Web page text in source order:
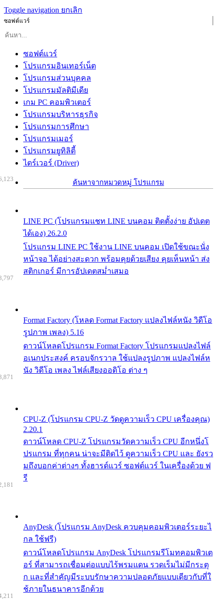
Toggle navigation ยกเลิก
ซอฟต์แวร์
ซอฟต์แวร์
โปรแกรมอินเทอร์เน็ต
โปรแกรมส่วนบุคคล
โปรแกรมมัลติมีเดีย
เกม PC คอมพิวเตอร์
โปรแกรมบริหารธุรกิจ
โปรแกรมการศึกษา
โปรแกรมเมอร์
โปรแกรมยูทิลิตี้
ไดร์เวอร์ (Driver)
ค้นหาจากหมวดหมู่ โปรแกรม
LINE PC (โปรแกรมแชท LINE บนคอม ติดตั้งง่าย อัปเดต
ได้เอง) 26.2.0
โปรแกรม LINE PC ใช้งาน LINE บนคอม เปิดใช้ขณะนั่ง
หน้าจอ ได้อย่างสะดวก พร้อมคุยด้วยเสียง คุยเห็นหน้า ส่ง
สติกเกอร์ มีการอัปเดตสม่ำเสมอ
Format Factory (โหลด Format Factory แปลงไฟล์หนัง วิดีโอ
รูปภาพ เพลง) 5.16
ดาวน์โหลดโปรแกรม Format Factory โปรแกรมแปลงไฟล์
อเนกประสงค์ ครอบจักรวาล ใช้แปลงรูปภาพ แปลงไฟล์ห
นัง วิดีโอ เพลง ไฟล์เสียงออดิโอ ต่าง ๆ
CPU-Z (โปรแกรม CPU-Z วัดดูความเร็ว CPU เครื่องคุณ)
2.20.1
ดาวน์โหลด CPU-Z โปรแกรมวัดความเร็ว CPU อีกหนึ่งโ
ปรแกรม ที่ทุกคน น่าจะมีติดไว้ ดูความเร็ว CPU และ ยังรว
มถึงบอกค่าต่างๆ ทั้งฮารด์แวร์ ซอฟต์แวร์ ในเครื่องด้วย ฟ
รี
AnyDesk (โปรแกรม AnyDesk ควบคุมคอมพิวเตอร์ระยะไ
กล ใช้ฟรี)
ดาวน์โหลดโปรแกรม AnyDesk โปรแกรมรีโมทคอมพิวเต
อร์ ที่สามารถเชื่อมต่อแบบไร้พรมแดน รวดเร็มไม่มีกระตุ
ก และที่สำคัญมีระบบรักษาความปลอดภัยแบบเดียวกับที่ใ
ช้ภายในธนาคารอีกด้วย